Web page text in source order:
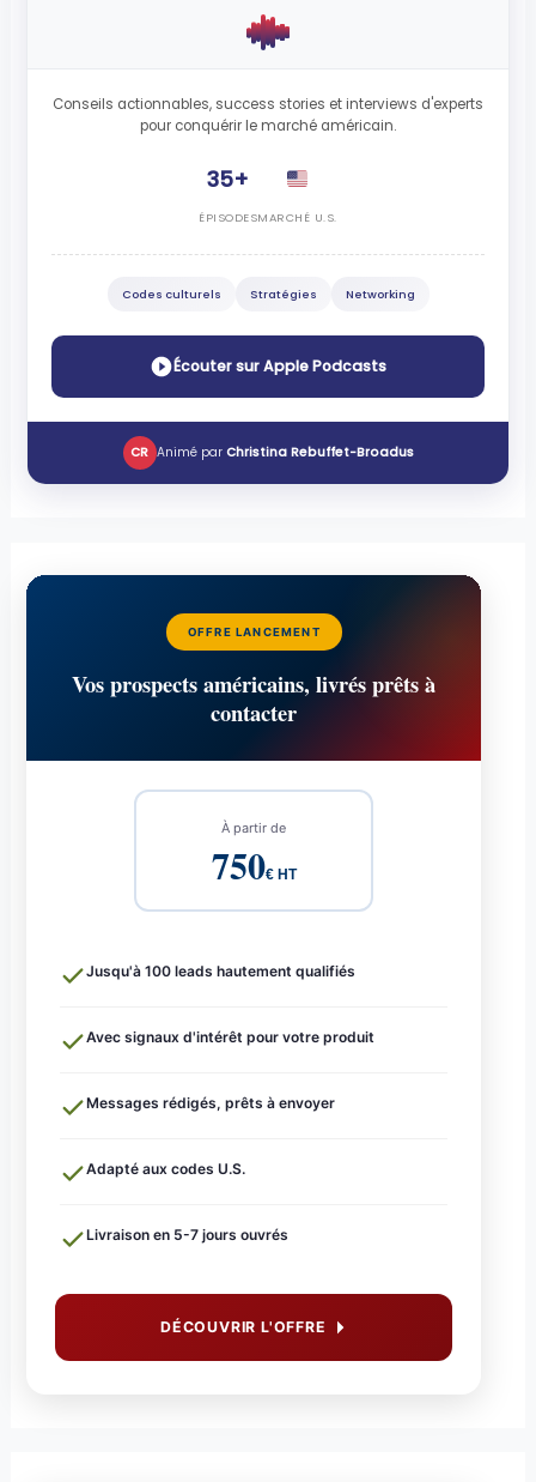
Conseils actionnables, success stories et interviews d'experts
pour conquérir le marché américain.
35+
ÉPISODESMARCHÉ U.S.
Codes culturels Stratégies Networking
Écouter sur Apple Podcasts
CR Animé par Christina Rebuffet-Broadus
OFFRE LANCEMENT
Vos prospects américains, livrés prêts à
contacter
À partir de
750€ HT
Jusqu'à 100 leads hautement qualifiés
Avec signaux d'intérêt pour votre produit
Messages rédigés, prêts à envoyer
Adapté aux codes U.S.
Livraison en 5-7 jours ouvrés
DÉCOUVRIR L'OFFRE